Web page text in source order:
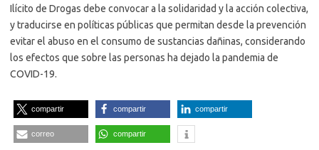
Ilícito de Drogas debe convocar a la solidaridad y la acción colectiva,
y traducirse en políticas públicas que permitan desde la prevención
evitar el abuso en el consumo de sustancias dañinas, considerando
los efectos que sobre las personas ha dejado la pandemia de
COVID-19.
compartir compartir compartir
correo compartir